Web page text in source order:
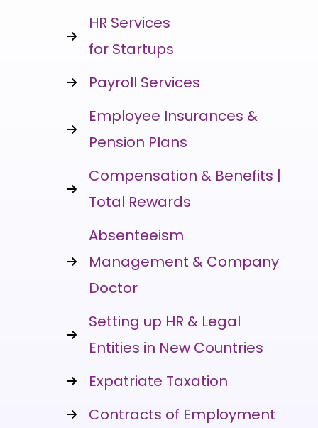
HR Services
for Startups
Payroll Services
Employee Insurances &
Pension Plans
Compensation & Benefits |
Total Rewards
Absenteeism
Management & Company
Doctor
Setting up HR & Legal
Entities in New Countries
Expatriate Taxation
Contracts of Employment